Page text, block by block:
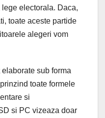
electorala. Daca,
toate aceste partide
alegeri vom
sub forma
toate formele
si
si PC vizeaza doar